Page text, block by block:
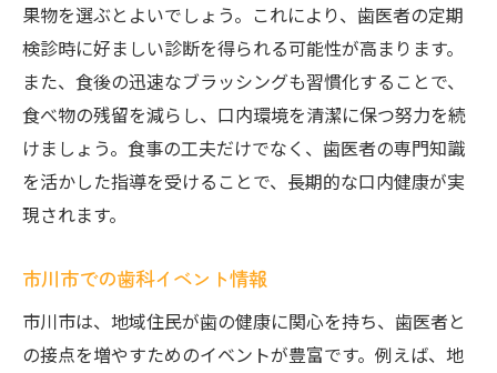
果物を選ぶとよいでしょう。これにより、歯医者の定期
検診時に好ましい診断を得られる可能性が高まります。
また、食後の迅速なブラッシングも習慣化することで、
食べ物の残留を減らし、口内環境を清潔に保つ努力を続
けましょう。食事の工夫だけでなく、歯医者の専門知識
を活かした指導を受けることで、長期的な口内健康が実
現されます。
市川市での歯科イベント情報
市川市は、地域住民が歯の健康に関心を持ち、歯医者と
の接点を増やすためのイベントが豊富です。例えば、地